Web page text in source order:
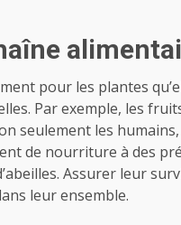
pour les plantes
Par exemple, les
seulement les
de nourriture à des
Assurer leur
leur ensemble.